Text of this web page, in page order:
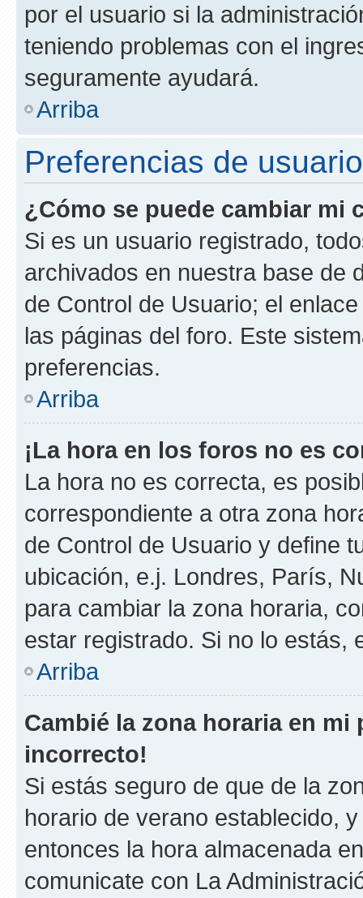
por el usuario si la
teniendo problemas con el
seguramente ayudará.
Arriba
Preferencias de
¿Cómo se puede cambiar mi
Si es un usuario registrado,
archivados en nuestra base de
de Control de Usuario; el
las páginas del foro. Este
preferencias.
Arriba
¡La hora en los foros no es
La hora no es correcta, es
correspondiente a otra zona
de Control de Usuario y define
ubicación, e.j. Londres, París,
para cambiar la zona horaria,
estar registrado. Si no lo estás,
Arriba
Cambié la zona horaria en
incorrecto!
Si estás seguro de que de la
horario de verano establecido,
entonces la hora almacenada
comunicate con La